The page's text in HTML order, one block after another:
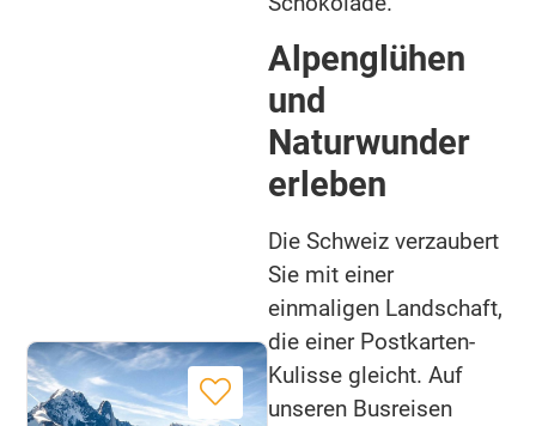
Alpenglühen
und
Naturwunder
erleben
Die Schweiz verzaubert
Sie mit einer
einmaligen Landschaft,
die einer Postkarten-
Kulisse gleicht. Auf
unseren Busreisen